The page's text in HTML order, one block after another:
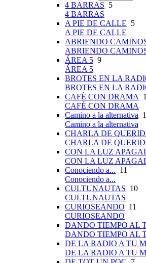
4 BARRAS 5
4 BARRAS
A PIE DE CALLE 5
A PIE DE CALLE
ABRIENDO
ABRIENDO
ÁREA 5 9
ÁREA 5
BROTES EN LA
BROTES EN LA
CAFÉ CON DRAMA
1
CAFÉ CON DRAMA
Camino a la alternativa
Camino a la alternativa
CHARLA DE
CHARLA DE
CON LA LUZ
CON LA LUZ
Conociendo a... 11
Conociendo a...
CULTUNAUTAS 10
CULTUNAUTAS
CURIOSEANDO 11
CURIOSEANDO
DANDO TIEMPO AL
DANDO TIEMPO AL
DE LA RADIO A TU
DE LA RADIO A TU